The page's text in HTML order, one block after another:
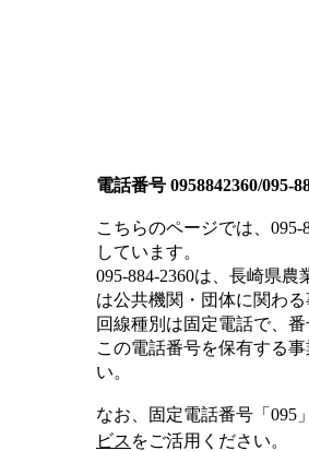
電話番号 0958842360/095-
こちらのページでは、 095-
しています。
095-884-2360は、 長崎県農
は公共機関・団体に関わ
回線種別は固定電話で、
この電話番号を保有する
い。
なお、固定電話番号「 095
ビス をご活用ください。